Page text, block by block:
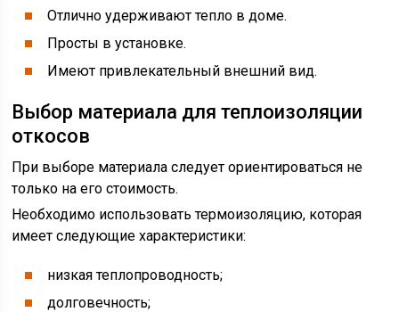
Отлично удерживают тепло в доме.
Просты в установке.
Имеют привлекательный внешний вид.
Выбор материала для теплоизоляции
откосов
При выборе материала следует ориентироваться не
только на его стоимость.
Необходимо использовать термоизоляцию, которая
имеет следующие характеристики:
низкая теплопроводность;
долговечность;